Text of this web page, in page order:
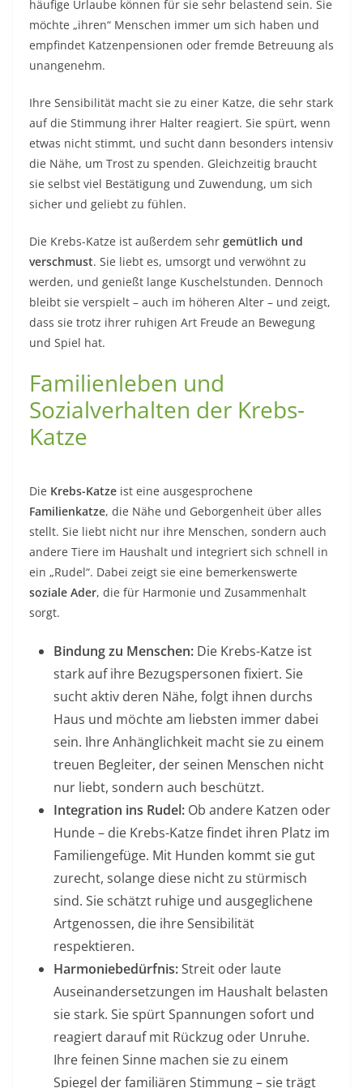
häufige Urlaube können für sie sehr belastend sein. Sie
möchte „ihren“ Menschen immer um sich haben und
empfindet Katzenpensionen oder fremde Betreuung als
unangenehm.
Ihre Sensibilität macht sie zu einer Katze, die sehr stark
auf die Stimmung ihrer Halter reagiert. Sie spürt, wenn
etwas nicht stimmt, und sucht dann besonders intensiv
die Nähe, um Trost zu spenden. Gleichzeitig braucht
sie selbst viel Bestätigung und Zuwendung, um sich
sicher und geliebt zu fühlen.
Die Krebs-Katze ist außerdem sehr gemütlich und
verschmust. Sie liebt es, umsorgt und verwöhnt zu
werden, und genießt lange Kuschelstunden. Dennoch
bleibt sie verspielt – auch im höheren Alter – und zeigt,
dass sie trotz ihrer ruhigen Art Freude an Bewegung
und Spiel hat.
Familienleben und
Sozialverhalten der Krebs-
Katze
Die Krebs-Katze ist eine ausgesprochene
Familienkatze, die Nähe und Geborgenheit über alles
stellt. Sie liebt nicht nur ihre Menschen, sondern auch
andere Tiere im Haushalt und integriert sich schnell in
ein „Rudel“. Dabei zeigt sie eine bemerkenswerte
soziale Ader, die für Harmonie und Zusammenhalt
sorgt.
Bindung zu Menschen: Die Krebs-Katze ist
stark auf ihre Bezugspersonen fixiert. Sie
sucht aktiv deren Nähe, folgt ihnen durchs
Haus und möchte am liebsten immer dabei
sein. Ihre Anhänglichkeit macht sie zu einem
treuen Begleiter, der seinen Menschen nicht
nur liebt, sondern auch beschützt.
Integration ins Rudel: Ob andere Katzen oder
Hunde – die Krebs-Katze findet ihren Platz im
Familiengefüge. Mit Hunden kommt sie gut
zurecht, solange diese nicht zu stürmisch
sind. Sie schätzt ruhige und ausgeglichene
Artgenossen, die ihre Sensibilität
respektieren.
Harmoniebedürfnis:Streit oder laute
Auseinandersetzungen im Haushalt belasten
sie stark. Sie spürt Spannungen sofort und
reagiert darauf mit Rückzug oder Unruhe.
Ihre feinen Sinne machen sie zu einem
Spiegel der familiären Stimmung – sie trägt